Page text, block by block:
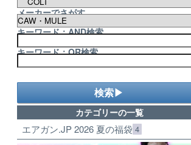
メーカーでさがす
キーワード：AND検索
キーワード：OR検索
検索▶
カテゴリーの一覧
エアガン.JP 2026 夏の福袋 4